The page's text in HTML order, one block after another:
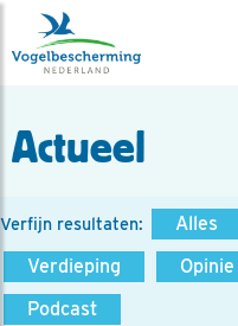
Actueel
Verfijn resultaten: Alles
Verdieping
Opinie
Podcast